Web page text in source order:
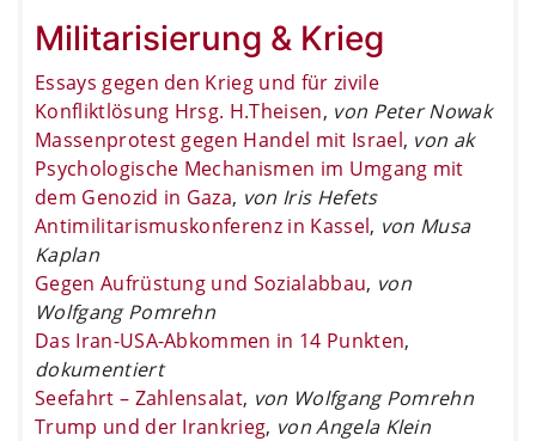
Militarisierung & Krieg
Essays gegen den Krieg und für zivile
Konfliktlösung Hrsg. H.Theisen, von Peter Nowak
Massenprotest gegen Handel mit Israel, von ak
Psychologische Mechanismen im Umgang mit
dem Genozid in Gaza, von Iris Hefets
Antimilitarismuskonferenz in Kassel, von Musa
Kaplan
Gegen Aufrüstung und Sozialabbau, von
Wolfgang Pomrehn
Das Iran-USA-Abkommen in 14 Punkten,
dokumentiert
Seefahrt – Zahlensalat, von Wolfgang Pomrehn
Trump und der Irankrieg, von Angela Klein